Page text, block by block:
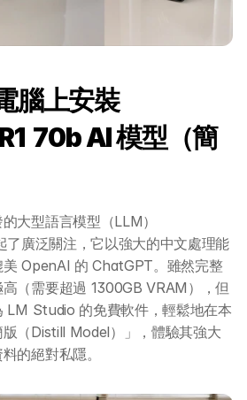
腦上安裝
70b AI 模型（簡
大型語言模型（LLM）
了廣泛關注，它以強大的中文處理能
OpenAI 的 ChatGPT。雖然完整
（需要超過 1300GB VRAM），但
LM Studio 的免費軟件，輕鬆地在本
（Distill Model）」，體驗其強大
的絕對私隱。